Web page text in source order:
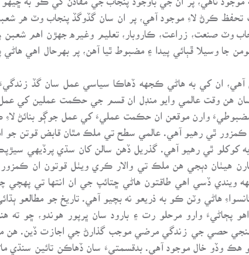
تحفظ ڪرڻ لاءِ موجود آهي، پر ان سان گڏوگڏ پنجاب وٽ هر
وٽ صنعت، زراعت، ڪاروبار، تعليم وغيره جهڙن اهم شعبن ۾
جا وسيلا ڦٻائي پيدا ۽ مضبوط ٿيا آهن، پر بهرحال اهي هاڻي
ان کي به هاڻي ڪجهه ڏهاڪا سياسي عمل سان گڏ
هن وقت عالمي وايو منڊل ان قسم جي حڪمت عملين کي عمل
وارن موقعن ان حڪمت عمليءَ کي عمل جوڳو بنائڻ
ڪمزور ٿي رهيو آهي. عالمي سطح تي ملڪ مٿان قابض قوتن جو
هيٺان دٻجي هن ملڪ تي والار ڪري ويٺل قوتون ان
ڏسي اهي طاقتون هاڻي ڇتائپ جي ان انتها تي پهچي
هاڻي وٽن ڪو به ذريعو نه بچيو آهي. تاريخ جو مطالعو
پڄاڻيءَ وارو مرحلو رت ۽ بارود سان ڀرپور هوندو، ڇو
پنهنجي حصي جي زندگي مرضي موجب گذارڻ جي اجازت ڏين.
وڏو خال موجود آهي. بدقسمتيءَ سان ڏهاڪن تائين سنڌي